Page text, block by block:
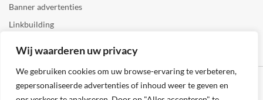
Wij waarderen uw privacy
We gebruiken cookies om uw browse-ervaring te verbeteren,
gepersonaliseerde advertenties of inhoud weer te geven en
Banner advertenties
Linkbuilding